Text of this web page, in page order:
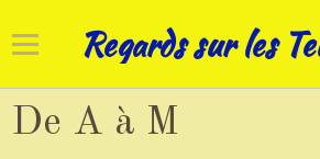
Regards sur les
Accueil
De A à M